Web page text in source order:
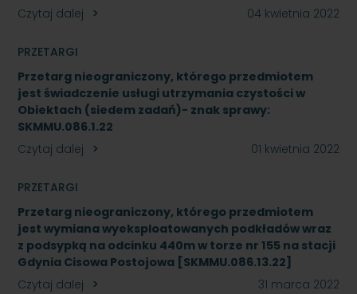
Czytaj dalej
04 kwietnia 2022
PRZETARGI
Przetarg nieograniczony, którego przedmiotem
jest świadczenie usługi utrzymania czystości w
Obiektach (siedem zadań)- znak sprawy:
SKMMU.086.1.22
Czytaj dalej
01 kwietnia 2022
PRZETARGI
Przetarg nieograniczony, którego przedmiotem
jest wymiana wyeksploatowanych podkładów wraz
z podsypką na odcinku 440m w torze nr 155 na stacji
Gdynia Cisowa Postojowa [SKMMU.086.13.22]
Czytaj dalej
31 marca 2022